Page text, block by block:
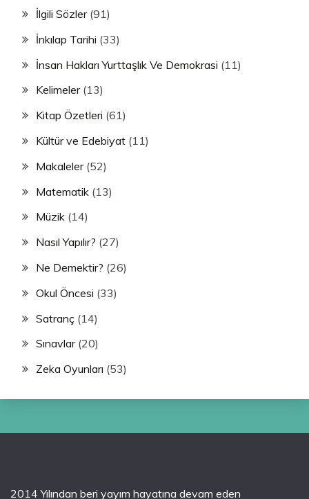
İlgili Sözler(91)
İnkılap Tarihi (33)
İnsan Hakları Yurttaşlık Ve Demokrasi (11)
Kelimeler(13)
Kitap Özetleri (61)
Kültür ve Edebiyat (11)
Makaleler(52)
Matematik (13)
Müzik (14)
Nasıl Yapılır? (27)
Ne Demektir? (26)
Okul Öncesi (33)
Satranç (14)
Sınavlar(20)
Zeka Oyunları (53)
2014 Yılından beri yayım hayatına devam eden